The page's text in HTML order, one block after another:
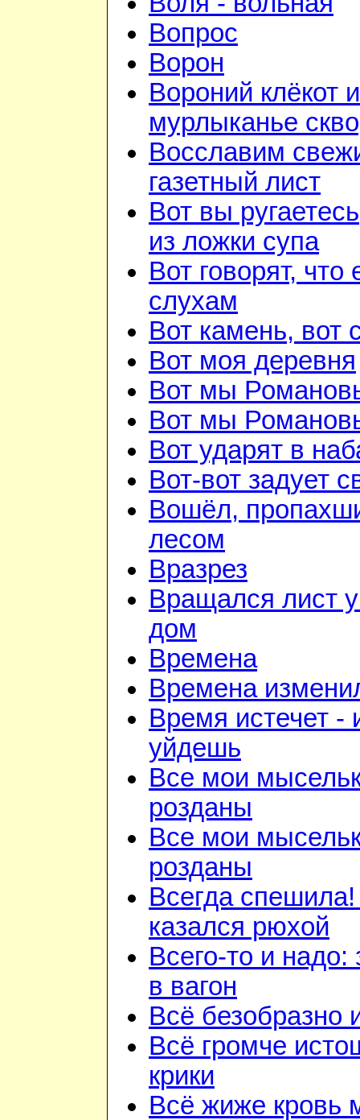
Вопрос
Ворон
Вороний клёкот и
мурлыканье
Восславим
газетный лист
Вот вы
из ложки супа
Вот говорят, что
слухам
Вот камень, вот
Вот моя деревня
Вот мы
Вот мы
Вот ударят в
Вот-вот задует
Вошёл,
лесом
Вразрез
Вращался лист
дом
Времена
Времена
Время истечет -
уйдешь
Все мои
розданы
Все мои
розданы
Всегда
казался рюхой
Всего-то и надо:
в вагон
Всё безобразно
Всё громче
крики
Всё жиже кровь